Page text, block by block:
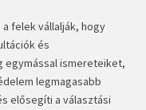
felek vállalják, hogy
és
egymással ismereteiket,
legmagasabb
elősegíti a választási